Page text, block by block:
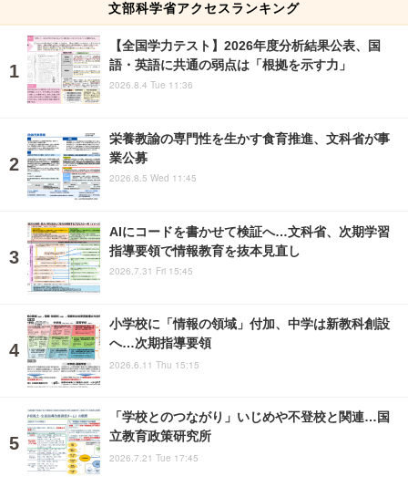
文部科学省アクセスランキング
【全国学力テスト】2026年度分析結果公表、国
語・英語に共通の弱点は「根拠を示す力」
2026.8.4 Tue 11:36
栄養教諭の専門性を生かす食育推進、文科省が事
業公募
2026.8.5 Wed 11:45
AIにコードを書かせて検証へ…文科省、次期学習
指導要領で情報教育を抜本見直し
2026.7.31 Fri 15:45
小学校に「情報の領域」付加、中学は新教科創設
へ…次期指導要領
2026.6.11 Thu 15:15
「学校とのつながり」いじめや不登校と関連…国
立教育政策研究所
2026.7.21 Tue 17:45